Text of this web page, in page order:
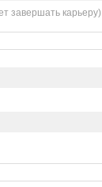
завершать карьеру)